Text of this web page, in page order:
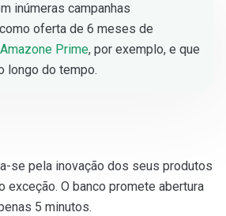
inúmeras campanhas
oferta de 6 meses de
Amazone Prime, por exemplo, e que
longo do tempo.
se pela inovação dos seus produtos
exceção. O banco promete abertura
5 minutos.